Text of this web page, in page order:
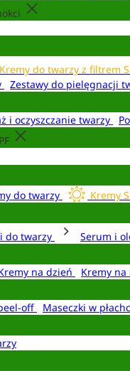
Kremy do twarzy z filtrem
Zestawy do pielęgnacji
i oczyszczanie twarzy
do twarzy Kremy
do twarzy Serum i
na dzień Kremy na
off Maseczki w